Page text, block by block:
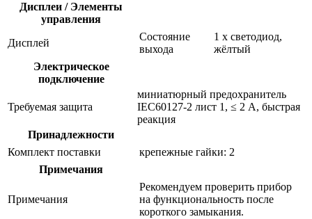
Дисплеи / Элементы
управления
Дисплей
Состояние
выхода
1 x светодиод,
жёлтый
Электрическое
подключение
Требуемая защита
миниатюрный предохранитель
IEC60127-2 лист 1, ≤ 2 A, быстрая
реакция
Принадлежности
Комплект поставки
крепежные гайки: 2
Примечания
Примечания
Рекомендуем проверить прибор
на функциональность после
короткого замыкания.